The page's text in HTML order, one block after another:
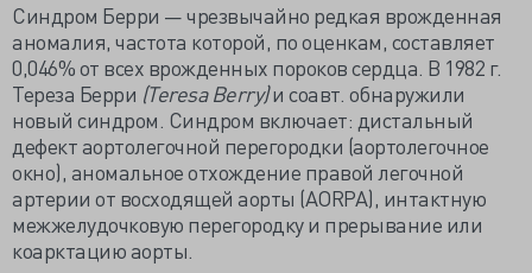
Синдром Берри — чрезвычайно редкая врожденная
аномалия, частота которой, по оценкам, составляет
0,046% от всех врожденных пороков сердца. В 1982 г.
Тереза Берри (Teresa Berry)и соавт. обнаружили
новый синдром. Синдром включает: дистальный
дефект аортолегочной перегородки (аортолегочное
окно), аномальное отхождение правой легочной
артерии от восходящей аорты (AORPA), интактную
межжелудочковую перегородку и прерывание или
коарктацию аорты.